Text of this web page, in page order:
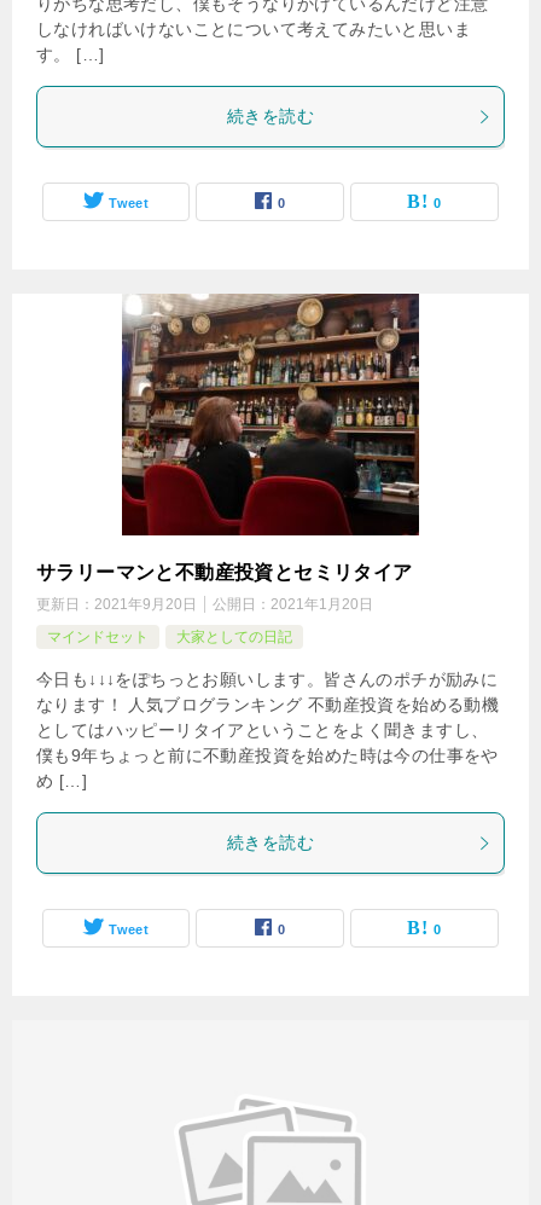
しなければいけないことについて考えてみたいと思いま
す。 […]
続きを読む
Tweet 0 0
サラリーマンと不動産投資とセミリタイア
更新日： 2021年9月20日 公開日： 2021年1月20日
マインドセット
大家としての日記
今日も↓↓↓をぽちっとお願いします。皆さんのポチが励みに
なります！ 人気ブログランキング 不動産投資を始める動機
としてはハッピーリタイアということをよく聞きますし、
僕も9年ちょっと前に不動産投資を始めた時は今の仕事をや
め […]
続きを読む
Tweet 0 0